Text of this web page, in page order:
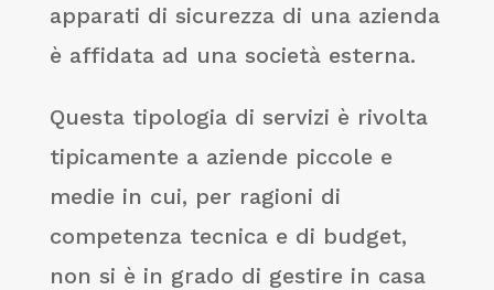
apparati di sicurezza di una azienda
è affidata ad una società esterna.
Questa tipologia di servizi è rivolta
tipicamente a aziende piccole e
medie in cui, per ragioni di
competenza tecnica e di budget,
non si è in grado di gestire in casa